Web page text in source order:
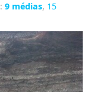
:9 médias, 15